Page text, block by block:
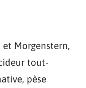
Morgenstern,
tout-
pèse